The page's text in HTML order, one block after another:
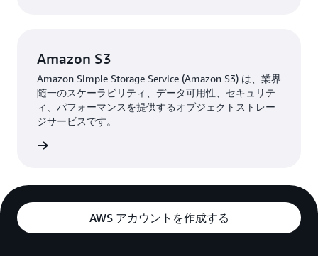
Amazon S3
Amazon Simple Storage Service (Amazon S3) は、業界
随一のスケーラビリティ、データ可用性、セキュリテ
ィ、パフォーマンスを提供するオブジェクトストレー
ジサービスです。
AWS アカウントを作成する